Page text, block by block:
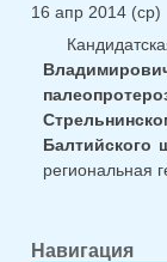
16 апр 2014 (ср)
Балтийского
региональная
Навигация